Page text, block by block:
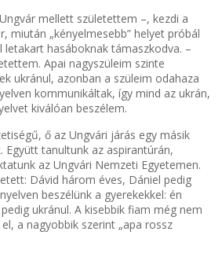
mellett születettem –, kezdi a
miután „kényelmesebb” helyet próbál
letakart hasáboknak támaszkodva. –
Apai nagyszüleim szinte
ukránul, azonban a szüleim odahaza
kommunikáltak, így mind az ukrán,
kiválóan beszélem.
ő az Ungvári járás egy másik
Együtt tanultunk az aspirantúrán,
az Ungvári Nemzeti Egyetemen.
Dávid három éves, Dániel pedig
beszélünk a gyerekekkel: én
ukránul. A kisebbik fiam még nem
a nagyobbik szerint „apa rossz